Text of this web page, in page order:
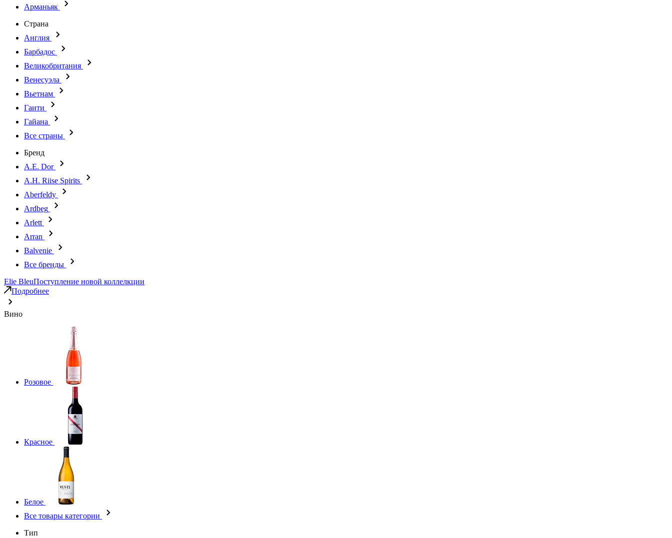
Арманьяк
Страна
Англия
Барбадос
Великобритания
Венесуэла
Вьетнам
Гаити
Гайана
Все страны
Бренд
A.E. Dor
A.H. Riise Spirits
Aberfeldy
Ardbeg
Arlett
Arran
Balvenie
Все бренды
Elie BleuПоступление новой коллелкции
Подробнее
Вино
Розовое
Красное
Белое
Все товары категории
Тип